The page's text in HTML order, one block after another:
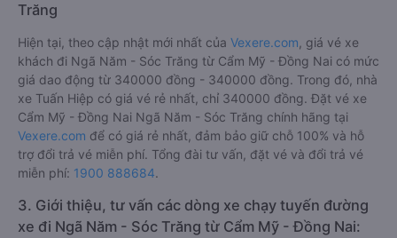
Trăng
Hiện tại, theo cập nhật mới nhất của Vexere.com , giá vé xe
khách đi Ngã Năm - Sóc Trăng từ Cẩm Mỹ - Đồng Nai có mức
giá dao động từ 340000 đồng - 340000 đồng. Trong đó, nhà
xe Tuấn Hiệp có giá vé rẻ nhất, chỉ 340000 đồng. Đặt vé xe
Cẩm Mỹ - Đồng Nai Ngã Năm - Sóc Trăng chính hãng tại
Vexere.com để có giá rẻ nhất, đảm bảo giữ chỗ 100% và hỗ
trợ đổi trả vé miễn phí. Tổng đài tư vấn, đặt vé và đổi trả vé
miễn phí: 1900 888684.
3. Giới thiệu, tư vấn các dòng xe chạy tuyến đường
xe đi Ngã Năm - Sóc Trăng từ Cẩm Mỹ - Đồng Nai: